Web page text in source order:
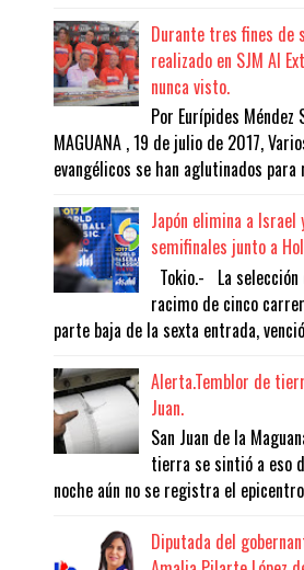
Durante tres fines de
realizado en SJM Al
nunca visto.
Por Eurípides Méndez
MAGUANA , 19 de julio de 2017,
evangélicos se han aglutinados para
Japón elimina a Israel
semifinales junto a
Tokio.- La
racimo de cinco
parte baja de la sexta entrada,
Alerta.Temblor de
Juan.
San Juan de la
tierra se sintió a eso
noche aún no se registra el
Diputada del